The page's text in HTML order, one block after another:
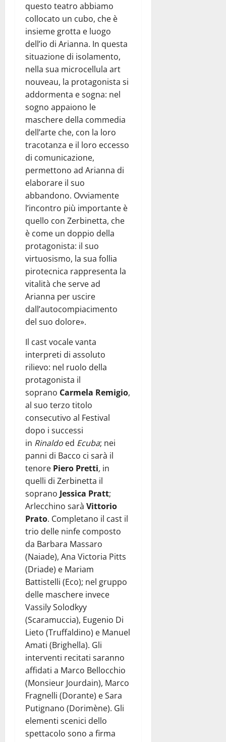
questo teatro abbiamo
collocato un cubo, che è
insieme grotta e luogo
dell’io di Arianna. In questa
situazione di isolamento,
nella sua microcellula art
nouveau, la protagonista si
addormenta e sogna: nel
sogno appaiono le
maschere della commedia
dell’arte che, con la loro
tracotanza e il loro eccesso
di comunicazione,
permettono ad Arianna di
elaborare il suo
abbandono. Ovviamente
l’incontro più importante è
quello con Zerbinetta, che
è come un doppio della
protagonista: il suo
virtuosismo, la sua follia
pirotecnica rappresenta la
vitalità che serve ad
Arianna per uscire
dall’autocompiacimento
del suo dolore».
Il cast vocale vanta
interpreti di assoluto
rilievo: nel ruolo della
protagonista il
soprano Carmela Remigio,
al suo terzo titolo
consecutivo al Festival
dopo i successi
in Rinaldo ed Ecuba; nei
panni di Bacco ci sarà il
tenore Piero Pretti, in
quelli di Zerbinetta il
soprano Jessica Pratt;
Arlecchino sarà Vittorio
Prato. Completano il cast il
trio delle ninfe composto
da Barbara Massaro
(Naiade), Ana Victoria Pitts
(Driade) e Mariam
Battistelli (Eco); nel gruppo
delle maschere invece
Vassily Solodkyy
(Scaramuccia), Eugenio Di
Lieto (Truffaldino) e Manuel
Amati (Brighella). Gli
interventi recitati saranno
affidati a Marco Bellocchio
(Monsieur Jourdain), Marco
Fragnelli (Dorante) e Sara
Putignano (Dorimène). Gli
elementi scenici dello
spettacolo sono a firma